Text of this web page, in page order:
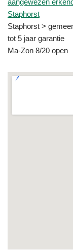
Staphorst
Staphorst >
tot 5 jaar garantie
Ma-Zon 8/20 open